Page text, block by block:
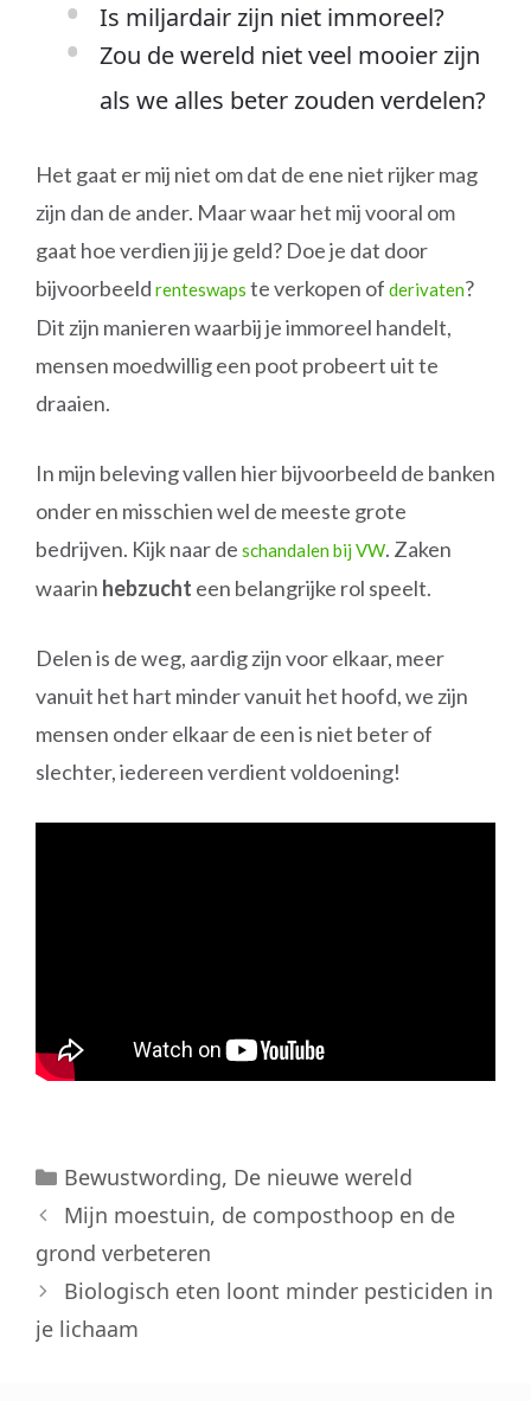
Is miljardair zijn niet immoreel?
Zou de wereld niet veel mooier zijn
als we alles beter zouden verdelen?
Het gaat er mij niet om dat de ene niet rijker mag
zijn dan de ander. Maar waar het mij vooral om
gaat hoe verdien jij je geld? Doe je dat door
bijvoorbeeld renteswaps te verkopen of derivaten?
Dit zijn manieren waarbij je immoreel handelt,
mensen moedwillig een poot probeert uit te
draaien.
In mijn beleving vallen hier bijvoorbeeld de banken
onder en misschien wel de meeste grote
bedrijven. Kijk naar de schandalen bij VW. Zaken
waarin hebzucht een belangrijke rol speelt.
Delen is de weg, aardig zijn voor elkaar, meer
vanuit het hart minder vanuit het hoofd, we zijn
mensen onder elkaar de een is niet beter of
slechter, iedereen verdient voldoening!
Categorieën
Bewustwording, De nieuwe wereld
Mijn moestuin, de composthoop en de
grond verbeteren
Biologisch eten loont minder pesticiden in
je lichaam